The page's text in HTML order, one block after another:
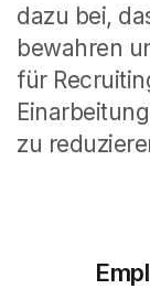
dazu bei,
bewahren
für
zu